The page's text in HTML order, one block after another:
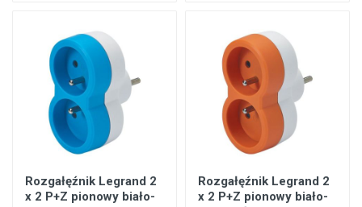
Rozgałęźnik Legrand 2
x 2 P+Z pionowy biało-
Rozgałęźnik Legrand 2
x 2 P+Z pionowy biało-